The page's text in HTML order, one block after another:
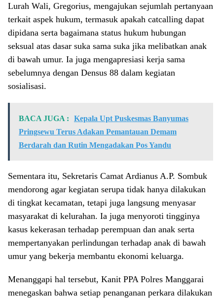
Lurah Wali, Gregorius, mengajukan sejumlah pertanyaan
terkait aspek hukum, termasuk apakah catcalling dapat
dipidana serta bagaimana status hukum hubungan
seksual atas dasar suka sama suka jika melibatkan anak
di bawah umur. Ia juga mengapresiasi kerja sama
sebelumnya dengan Densus 88 dalam kegiatan
sosialisasi.
BACA JUGA :
Kepala Upt Puskesmas Banyumas
Pringsewu Terus Adakan Pemantauan Demam
Berdarah dan Rutin Mengadakan Pos Yandu
Sementara itu, Sekretaris Camat Ardianus A.P. Sombuk
mendorong agar kegiatan serupa tidak hanya dilakukan
di tingkat kecamatan, tetapi juga langsung menyasar
masyarakat di kelurahan. Ia juga menyoroti tingginya
kasus kekerasan terhadap perempuan dan anak serta
mempertanyakan perlindungan terhadap anak di bawah
umur yang bekerja membantu ekonomi keluarga.
Menanggapi hal tersebut, Kanit PPA Polres Manggarai
menegaskan bahwa setiap penanganan perkara dilakukan